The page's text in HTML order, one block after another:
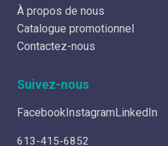
À propos de nous
Catalogue promotionnel
Contactez-nous
Suivez-nous
FacebookInstagramLinkedIn
613-415-6852